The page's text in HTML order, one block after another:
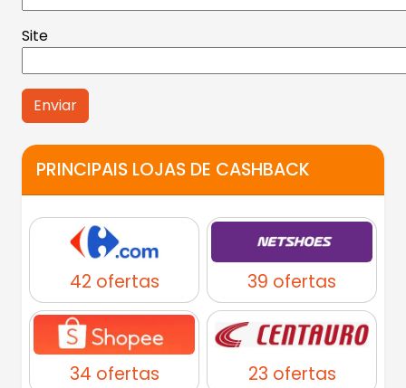
Site
Alternative:
PRINCIPAIS LOJAS DE CASHBACK
42 ofertas 39 ofertas
34 ofertas 23 ofertas